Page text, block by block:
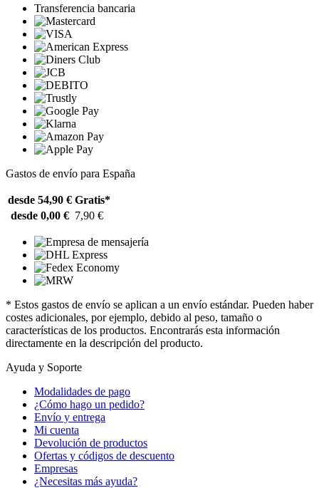
Transferencia bancaria
Gastos de envío para España
desde 54,90 € Gratis*
desde 0,00 € 7,90 €
* Estos gastos de envío se aplican a un envío estándar. Pueden haber
costes adicionales, por ejemplo, debido al peso, tamaño o
características de los productos. Encontrarás esta información
directamente en la descripción del producto.
Ayuda y Soporte
Modalidades de pago
¿Cómo hago un pedido?
Envío y entrega
Mi cuenta
Devolución de productos
Ofertas y códigos de descuento
Empresas
¿Necesitas más ayuda?